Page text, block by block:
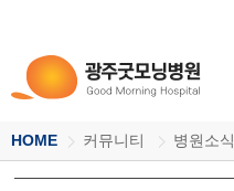
HOME 커뮤니티 병원소식